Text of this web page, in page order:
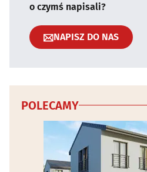
o czymś napisali?
NAPISZ DO NAS
POLECAMY